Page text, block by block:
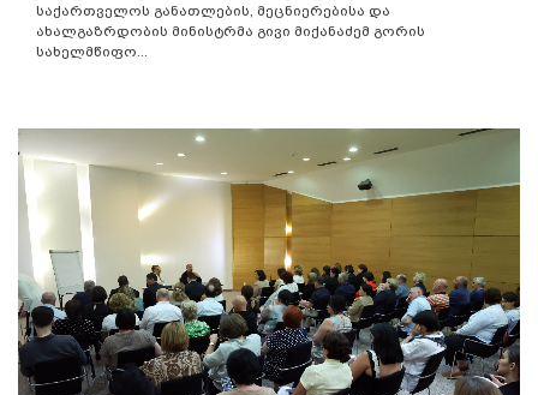
საქართველოს განათლების, მეცნიერებისა და
ახალგაზრდობის მინისტრმა გივი მიქანაძემ გორის
სახელმწიფო...